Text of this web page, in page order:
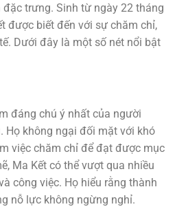
trưng. Sinh từ ngày 22 tháng
được biết đến với sự chăm chỉ,
Dưới đây là một số nét nổi bật
đáng chú ý nhất của người
Họ không ngại đối mặt với khó
việc chăm chỉ để đạt được mục
Ma Kết có thể vượt qua nhiều
công việc. Họ hiểu rằng thành
nỗ lực không ngừng nghỉ.